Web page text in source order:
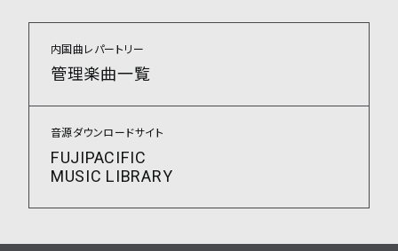
内国曲レパートリー
管理楽曲一覧
音源ダウンロードサイト
FUJIPACIFIC
MUSIC LIBRARY